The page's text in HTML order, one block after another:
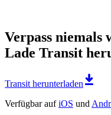
Verpass niemals
Lade Transit
Transit herunterladen
Verfügbar aufiOS und